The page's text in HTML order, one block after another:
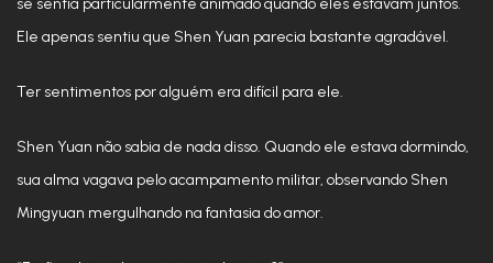
Ele apenas sentiu que Shen Yuan parecia bastante agradável.
Ter sentimentos por alguém era difícil para ele.
Shen Yuan não sabia de nada disso. Quando ele estava dormindo,
sua alma vagava pelo acampamento militar, observando Shen
Mingyuan mergulhando na fantasia do amor.